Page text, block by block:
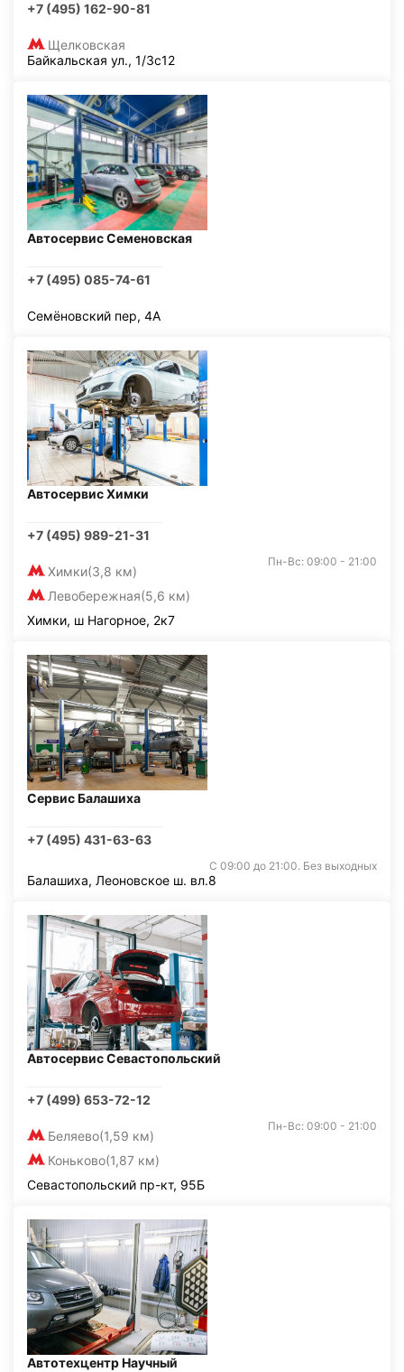
+7 (495) 162-90-81
Щелковская
Байкальская ул., 1/3с12
Автосервис Семеновская
+7 (495) 085-74-61
Семёновский пер, 4А
Автосервис Химки
+7 (495) 989-21-31
Химки(3,8 км)
Левобережная(5,6 км)
Пн-Вс: 09:00 - 21:00
Химки, ш Нагорное, 2к7
Сервис Балашиха
+7 (495) 431-63-63
С 09:00 до 21:00. Без выходных
Балашиха, Леоновское ш. вл.8
Автосервис Севастопольский
+7 (499) 653-72-12
Беляево(1,59 км)
Коньково(1,87 км)
Пн-Вс: 09:00 - 21:00
Севастопольский пр-кт, 95Б
Автотехцентр Научный